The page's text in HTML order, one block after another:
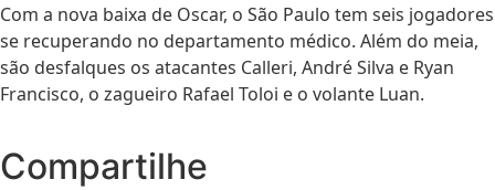
Com a nova baixa de Oscar, o São Paulo tem seis jogadores
se recuperando no departamento médico. Além do meia,
são desfalques os atacantes Calleri, André Silva e Ryan
Francisco, o zagueiro Rafael Toloi e o volante Luan.
Compartilhe